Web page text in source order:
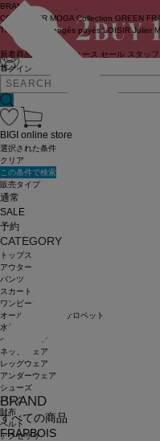
ログイン
BRAND
COUTURIER MOGA Collection GREEN
TRISTESSE
congés payés LOISIR Julier
新着商品 ニュース セール スタッフ
せ
BRAND
すべての商品
FRAPBOIS
BIGI online store
選択された条件
クリア
この条件で検索
販売タイプ
通常
SALE
予約
CATEGORY
トップス
アウター
パンツ
スカート
ワンピース
オールインワン・サロペット
水着
ヘッドウェア
ネックウェア
レッグウェア
アンダーウェア
シューズ
バッグ
財布
ベルト
アクセサリ